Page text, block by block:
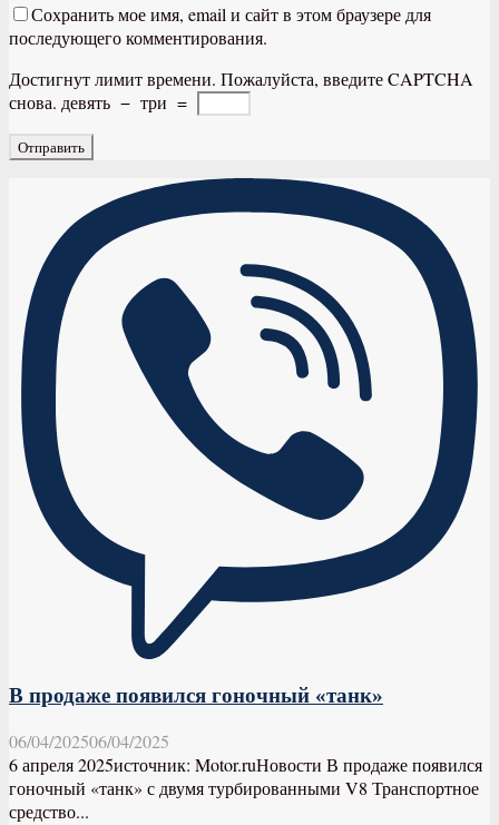
Сохранить мое имя, email и сайт в этом браузере для
последующего комментирования.
Достигнут лимит времени. Пожалуйста, введите CAPTCHA
снова. девять − три =
В продаже появился гоночный «танк»
06/04/202506/04/2025
6 апреля 2025источник: Motor.ruНовости В продаже появился
гоночный «танк» с двумя турбированными V8 Транспортное
средство...